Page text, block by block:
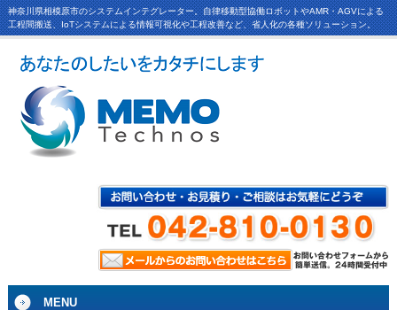
神奈川県相模原市のシステムインテグレーター。自律移動型協働ロボットやAMR・AGVによる
工程間搬送、IoTシステムによる情報可視化や工程改善など、省人化の各種ソリューション。
MENU